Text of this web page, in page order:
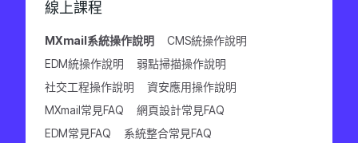
線上課程
MXmail系統操作說明
CMS統操作說明
EDM統操作說明
弱點掃描操作說明
社交工程操作說明
資安應用操作說明
MXmail常見FAQ
網頁設計常見FAQ
EDM常見FAQ
系統整合常見FAQ